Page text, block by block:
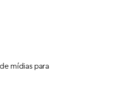
mídias para